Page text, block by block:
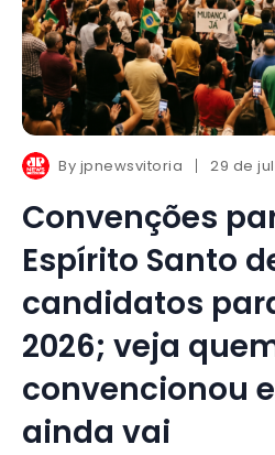
By jpnewsvitoria 29 de
Convenções
Espírito Santo
candidatos
2026; veja
convencionou
ainda vai